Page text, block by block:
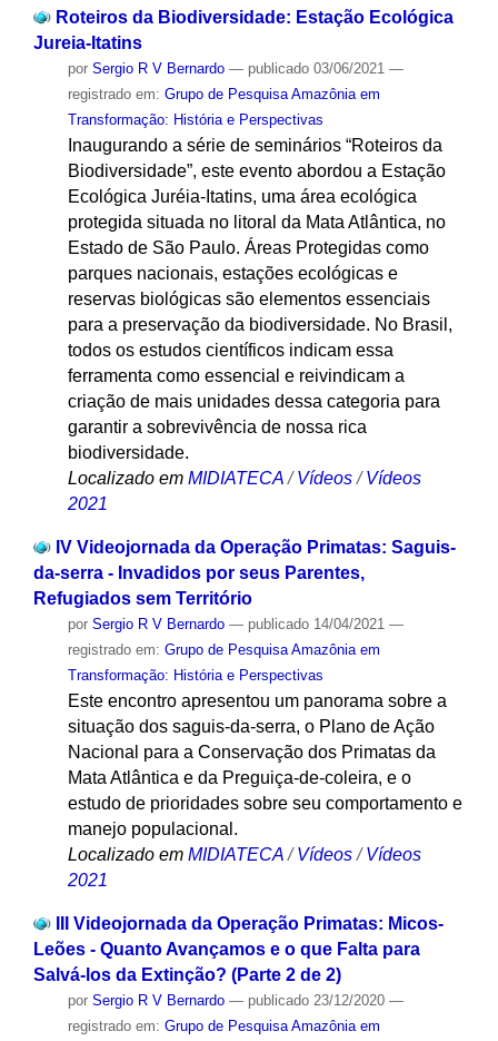
Roteiros da Biodiversidade: Estação Ecológica
Jureia-Itatins
por Sergio R V Bernardo — publicado03/06/2021 —
registrado em: Grupo de Pesquisa Amazônia em
Transformação: História e Perspectivas
Inaugurando a série de seminários “Roteiros da
Biodiversidade”, este evento abordou a Estação
Ecológica Juréia-Itatins, uma área ecológica
protegida situada no litoral da Mata Atlântica, no
Estado de São Paulo. Áreas Protegidas como
parques nacionais, estações ecológicas e
reservas biológicas são elementos essenciais
para a preservação da biodiversidade. No Brasil,
todos os estudos científicos indicam essa
ferramenta como essencial e reivindicam a
criação de mais unidades dessa categoria para
garantir a sobrevivência de nossa rica
biodiversidade.
Localizado em MIDIATECA / Vídeos / Vídeos
2021
IV Videojornada da Operação Primatas: Saguis-
da-serra - Invadidos por seus Parentes,
Refugiados sem Território
por Sergio R V Bernardo — publicado14/04/2021 —
registrado em: Grupo de Pesquisa Amazônia em
Transformação: História e Perspectivas
Este encontro apresentou um panorama sobre a
situação dos saguis-da-serra, o Plano de Ação
Nacional para a Conservação dos Primatas da
Mata Atlântica e da Preguiça-de-coleira, e o
estudo de prioridades sobre seu comportamento e
manejo populacional.
Localizado em MIDIATECA /Vídeos /Vídeos
2021
III Videojornada da Operação Primatas: Micos-
Leões - Quanto Avançamos e o que Falta para
Salvá-los da Extinção? (Parte 2 de 2)
por Sergio R V Bernardo — publicado23/12/2020 —
registrado em: Grupo de Pesquisa Amazônia em